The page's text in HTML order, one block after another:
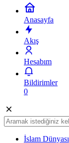
Gizlilik Politikası
Anasayfa
Akış
Hesabım
0